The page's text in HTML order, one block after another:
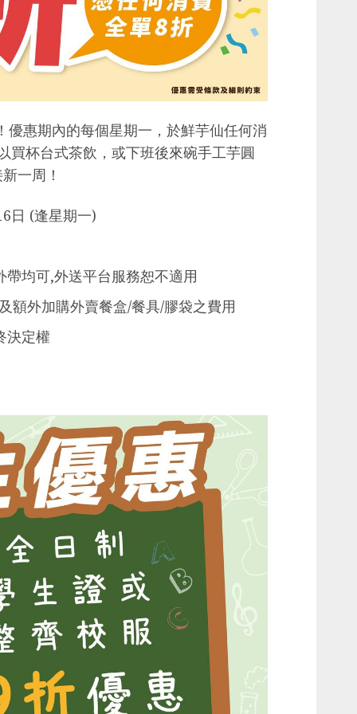
惠期內的每個星期一，於鮮芋仙任何消
買杯台式茶飲，或下班後來碗手工芋圓
一周！
日 (逢星期一)
均可,外送平台服務恕不適用
額外加購外賣餐盒/餐具/膠袋之費用
決定權